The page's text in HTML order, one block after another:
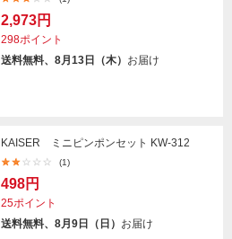
2,973円
298ポイント
送料無料、8月13日（木） お届け
KAISER ミニピンポンセット KW-312
(1)
498円
25ポイント
送料無料、8月9日（日） お届け